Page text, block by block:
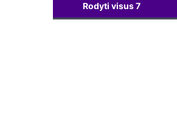
Rodyti visus7